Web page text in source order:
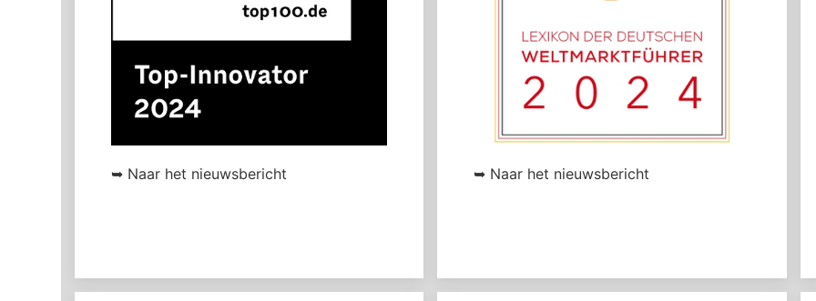
➥ Naar het nieuwsbericht ➥ Naar het nieuwsbericht